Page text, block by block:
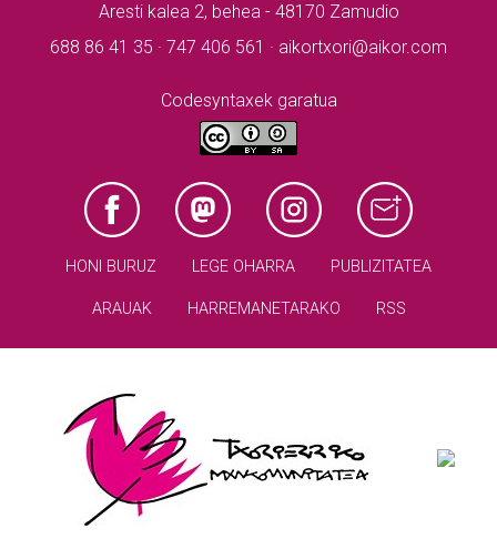
Aresti kalea 2, behea - 48170 Zamudio
688 86 41 35 · 747 406 561 · aikortxori@aikor.com
Codesyntaxek garatua
HONI BURUZ LEGE OHARRA PUBLIZITATEA
ARAUAK HARREMANETARAKO RSS